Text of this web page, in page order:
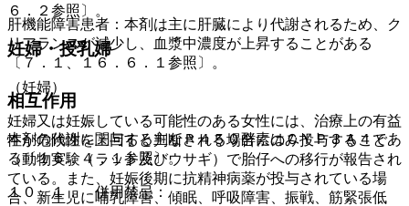
６．２参照〕。
妊婦・授乳婦
（妊婦）
妊婦又は妊娠している可能性のある女性には、治療上の有益
性が危険性を上回ると判断される場合にのみ投与すること
（動物実験（ラット及びウサギ）で胎仔への移行が報告され
ている。また、妊娠後期に抗精神病薬が投与されている場
合、新生児に哺乳障害、傾眠、呼吸障害、振戦、筋緊張低
肝機能障害患者：本剤は主に肝臓により代謝されるため、ク
リアランスが減少し、血漿中濃度が上昇することがある
〔７．１、１６．６．１参照〕。
相互作用
本剤の代謝に関与する主なＰ４５０酵素はＣＹＰ３Ａ４であ
る〔１６．４．１参照〕。
１０．１． 併用禁忌：